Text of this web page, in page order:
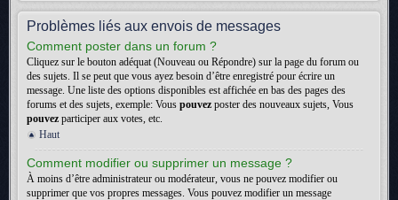
Problèmes liés aux envois de messages
Comment poster dans un forum ?
Cliquez sur le bouton adéquat (Nouveau ou Répondre) sur la page du forum ou
des sujets. Il se peut que vous ayez besoin d’être enregistré pour écrire un
message. Une liste des options disponibles est affichée en bas des pages des
forums et des sujets, exemple: Vous pouvez poster des nouveaux sujets, Vous
pouvez participer aux votes, etc.
Haut
Comment modifier ou supprimer un message ?
À moins d’être administrateur ou modérateur, vous ne pouvez modifier ou
supprimer que vos propres messages. Vous pouvez modifier un message